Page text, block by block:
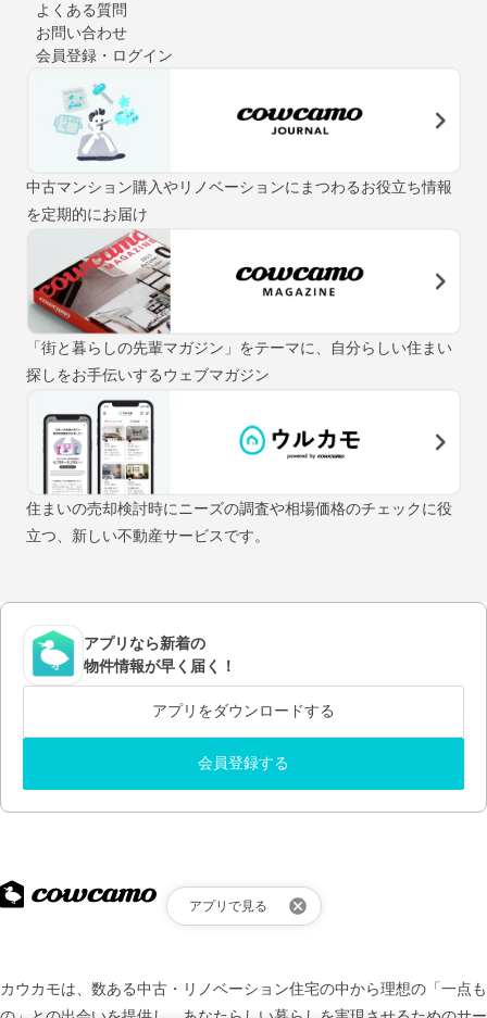
アプリで見る
よくある質問
お問い合わせ
会員登録・ログイン
中古マンション購入やリノベーションにまつわるお役立ち情報
を定期的にお届け
「街と暮らしの先輩マガジン」をテーマに、自分らしい住まい
探しをお手伝いするウェブマガジン
住まいの売却検討時にニーズの調査や相場価格のチェックに役
立つ、新しい不動産サービスです。
アプリなら新着の
物件情報が早く届く！
アプリをダウンロードする
会員登録する
カウカモは、数ある中古・リノベーション住宅の中から理想の「一点も